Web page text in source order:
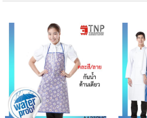
ลูกค้า
เรา